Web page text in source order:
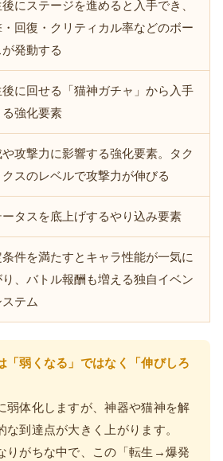
にステージを進めると入手でき、
回復・クリティカル率などのボー
発動する
に回せる「猫神ガチャ」から入手
る強化要素
攻撃力に影響する強化要素。タク
クスのレベルで攻撃力が伸びる
ータスを底上げするやり込み要素
件を満たすとキャラ性能が一気に
り、バトル報酬も増える独自イベン
ステム
「弱くなる」ではなく「伸びしろ
弱体化しますが、神器や猫神を解
な到達点が大きく上がります。
りがちな中で、この「転生→爆発